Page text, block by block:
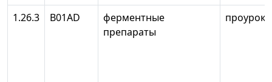
1.26.3 B01AD
ферментные
препараты